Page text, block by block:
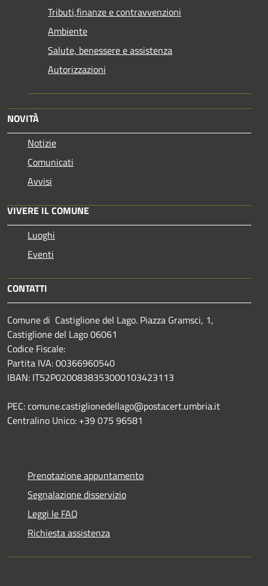
Tributi,finanze e contravvenzioni
Ambiente
Salute, benessere e assistenza
Autorizzazioni
NOVITÀ
Notizie
Comunicati
Avvisi
VIVERE IL COMUNE
Luoghi
Eventi
CONTATTI
Comune di Castiglione del Lago. Piazza Gramsci, 1,
Castiglione del Lago 06061
Codice Fiscale:
Partita IVA: 00366960540
IBAN: IT52P0200838353000103423113
PEC: comune.castiglionedellago@postacert.umbria.it
Centralino Unico: +39 075 96581
Prenotazione appuntamento
Segnalazione disservizio
Leggi le FAQ
Richiesta assistenza